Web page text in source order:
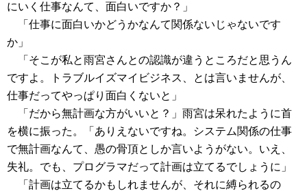
にいく仕事なんて、面白いですか？」
「仕事に面白いかどうかなんて関係ないじゃないです
か」
「そこが私と雨宮さんとの認識が違うところだと思うん
ですよ。トラブルイズマイビジネス、とは言いませんが、
仕事だってやっぱり面白くないと」
「だから無計画な方がいいと？」雨宮は呆れたように首
を横に振った。「ありえないですね。システム関係の仕事
で無計画なんて、愚の骨頂としか言いようがない。いえ、
失礼。でも、プログラマだって計画は立てるでしょうに」
「計画は立てるかもしれませんが、それに縛られるの